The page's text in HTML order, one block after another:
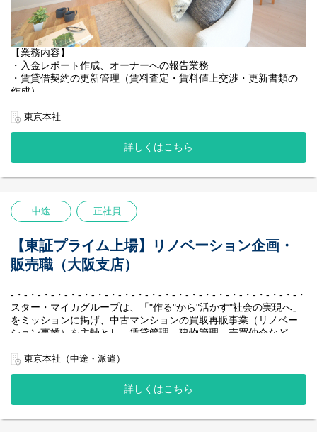
【スター・マイカグループについて】
スター・マイカグループは、「"作る"から"活かす"社会の実現へ」
をミッションに掲げ、中古マンションの買取再販事業（リノベー
ション事業）を主軸とし、賃貸管理、建物管理、売買仲介など、
周辺事業にも多角的に取り組んでいます。
私たちの最大の強みは、堅実かつ効率的に収益を生み出す独自の
ビジネスモデルです。
ノベーションして再販する、「家賃収入×売却益」の二軸による収
益モデルを確立しています。
しという抜群の安定性を実現し、業界のリーディングカンパニー
として確固たる地位を築いています。
・入社後1～3か月間については東京本社にて、オリエンテーショ
ン研修・OJT研修を実施いたします。
【社風／環境】
『不動産会社“らしくない”社風』
「チームで働くこと」に共感をして集まったメンバーが多いた
め、社内で自然と助け合いが生まれています。
日頃から社員同士のコミュニケーションを大切にしており、月に
ンバー同士の交流を深めています。
【ワークライフバランス】
ITやAIを活用して作業効率を上げる取り組みを行っており、全社の
平均月残業時間は約15時間程度と業界の半分以下の数字です。
【業務内容】
・入金レポート作成、オーナーへの報告業務
・賃貸借契約の更新管理（賃料査定・賃料値上交渉・更新書類の
作成）
・賃料入金管理（督促/折衝含む）
・賃貸借契約の承継管理
・入居者からの問合せ対応
・解約立会、原状回復工事発注管理
・紛争案件の管理
※ご入社後、主にスター・マイカ株式会社（グループ会社）で保
会社」に出向いただきます。
【スター・マイカグループについて】
をミッションに掲げ、中古マンションの買取再販事業（リノベー
ション事業）を主軸とし、賃貸管理、建物管理、売買仲介など、
周辺事業にも多角的に取り組んでいます。
私たちの最大の強みは、堅実かつ効率的に収益を生み出す独自の
賃貸中のマンションを一室単位で仕入れ、入居者様が退去後にリ
ノベーションして再販する、「家賃収入×売却益」の二軸による収
益モデルを確立しています。
中古マンション保有戸数は国内1位を誇り、創業以来一度も赤字な
しという抜群の安定性を実現し、業界のリーディングカンパニー
として確固たる地位を築いています。
東京本社
詳しくはこちら
中途 正社員
【東証プライム上場】リノベーション企画・
販売職（大阪支店）
-・-・-・-・-・-・-・-・-・-・-・-・-・-・-・-・-・-・-・-・-・-・-
スター・マイカグループは、「"作る"から"活かす"社会の実現へ」
をミッションに掲げ、中古マンションの買取再販事業（リノベー
ション事業）を主軸とし、賃貸管理、建物管理、売買仲介など、
私たちの最大の強みは、堅実かつ効率的に収益を生み出す独自の
ビジネスモデルです。
賃貸中のマンションを一室単位で仕入れ、入居者様が退去後にリ
ノベーションして再販する、「家賃収入×売却益」の二軸による収
中古マンション保有戸数は国内1位を誇り、創業以来一度も赤字な
東京本社（中途・派遣）
詳しくはこちら